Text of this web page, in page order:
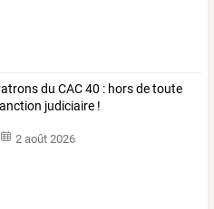
du CAC 40 : hors de toute
judiciaire !
2 août 2026